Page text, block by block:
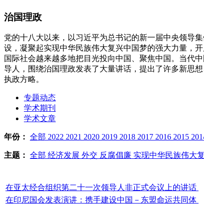
治国理政
党的十八大以来，以习近平为总书记的新一届中央领导
设，凝聚起实现中华民族伟大复兴中国梦的强大力量，
国际社会越来越多地把目光投向中国、聚焦中国。当代
导人，围绕治国理政发表了大量讲话，提出了许多新思
执政方略。
专题动态
学术期刊
学术文章
年份： 全部 2022 2021 2020 2019 2018 2017 2016 2015
主题： 全部 经济发展 外交 反腐倡廉 实现中华民族伟大
在亚太经合组织第二十一次领导人非正式会议上的讲话
在印尼国会发表演讲：携手建设中国－东盟命运共同体